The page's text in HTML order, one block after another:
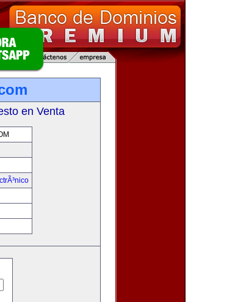
en Venta